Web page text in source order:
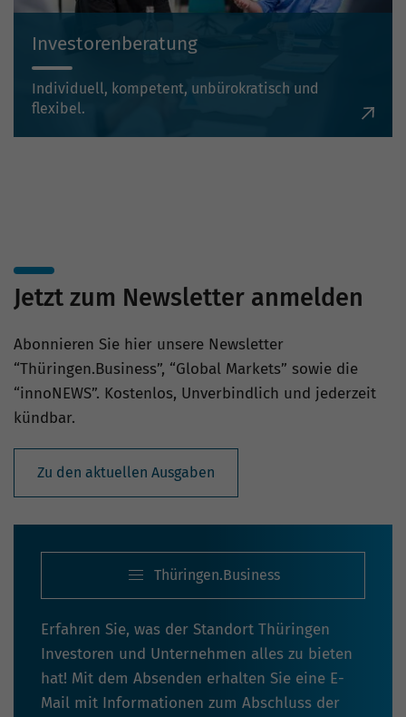
Investorenberatung
Individuell, kompetent, unbürokratisch und
flexibel.
Jetzt zum Newsletter anmelden
Abonnieren Sie hier unsere Newsletter
“Thüringen.Business”, “Global Markets” sowie die
“innoNEWS”. Kostenlos, Unverbindlich und jederzeit
kündbar.
Zu den aktuellen Ausgaben
Thüringen.Business
Erfahren Sie, was der Standort Thüringen
Investoren und Unternehmen alles zu bieten
hat! Mit dem Absenden erhalten Sie eine E-
Mail mit Informationen zum Abschluss der